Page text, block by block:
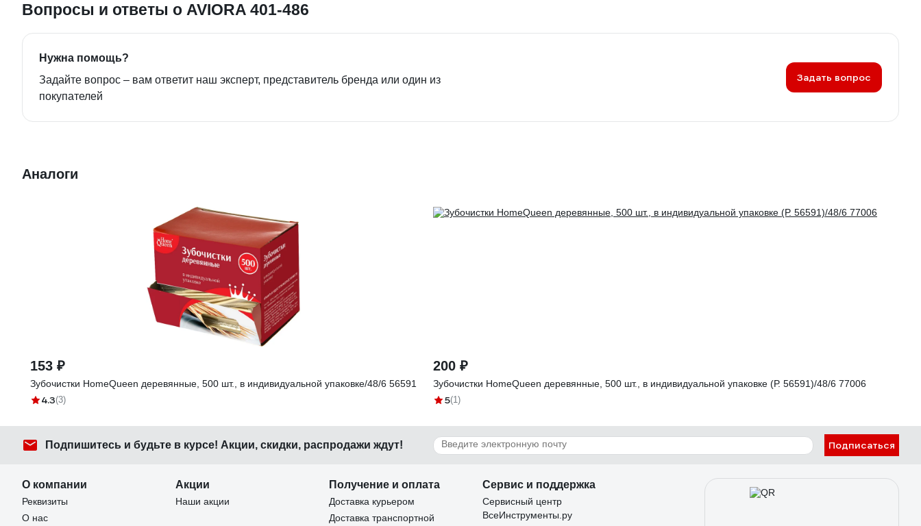
Вопросы и ответы о AVIORA 401-486
Нужна помощь?
Задайте вопрос – вам ответит наш эксперт, представитель бренда или один из
покупателей
Задать вопрос
Аналоги
153 ₽
Зубочистки HomeQueen деревянные, 500 шт., в индивидуальной упаковке/48/6 56591
4.3(3)
200 ₽
Зубочистки HomeQueen деревянные, 500 шт., в индивидуальной упаковке (Р. 56591)/48/6 77006
5(1)
Подпишитесь и будьте в курсе! Акции, скидки, распродажи ждут! Подписаться
О компании
Реквизиты
О нас
Акции
Наши акции
Получение и оплата
Доставка курьером
Доставка транспортной
Сервис и поддержка
Сервисный центр
ВсеИнструменты.ру